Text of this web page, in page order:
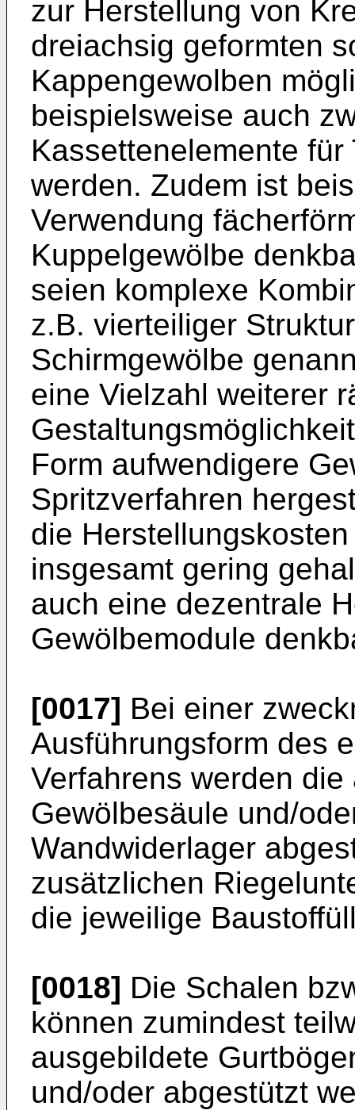
zur Herstellung von
dreiachsig geformten
Kappengewolben
beispielsweise auch
Kassettenelemente
werden. Zudem ist
Verwendung
Kuppelgewölbe
seien komplexe
z.B. vierteiliger
Schirmgewölbe
eine Vielzahl weiterer
Form aufwendigere
Spritzverfahren
die
insgesamt gering
auch eine dezentrale
Gewölbemodule
[0017] Bei einer
Ausführungsform des
Verfahrens werden
Gewölbesäule und/
Wandwiderlager
zusätzlichen
die jeweilige
[0018] Die Schalen
können zumindest
ausgebildete
und/oder abgestützt